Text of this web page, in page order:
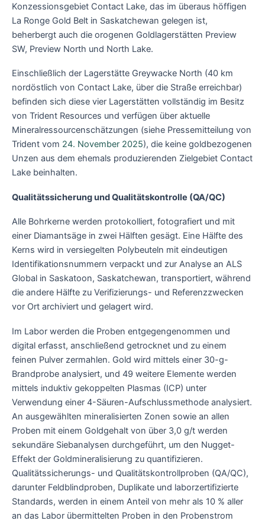
Konzessionsgebiet Contact Lake, das im überaus höffigen
La Ronge Gold Belt in Saskatchewan gelegen ist,
beherbergt auch die orogenen Goldlagerstätten Preview
SW, Preview North und North Lake.
Einschließlich der Lagerstätte Greywacke North (40 km
nordöstlich von Contact Lake, über die Straße erreichbar)
befinden sich diese vier Lagerstätten vollständig im Besitz
von Trident Resources und verfügen über aktuelle
Mineralressourcenschätzungen (siehe Pressemitteilung von
Trident vom 24. November 2025), die keine goldbezogenen
Unzen aus dem ehemals produzierenden Zielgebiet Contact
Lake beinhalten.
Qualitätssicherung und Qualitätskontrolle (QA/QC)
Alle Bohrkerne werden protokolliert, fotografiert und mit
einer Diamantsäge in zwei Hälften gesägt. Eine Hälfte des
Kerns wird in versiegelten Polybeuteln mit eindeutigen
Identifikationsnummern verpackt und zur Analyse an ALS
Global in Saskatoon, Saskatchewan, transportiert, während
die andere Hälfte zu Verifizierungs- und Referenzzwecken
vor Ort archiviert und gelagert wird.
Im Labor werden die Proben entgegengenommen und
digital erfasst, anschließend getrocknet und zu einem
feinen Pulver zermahlen. Gold wird mittels einer 30-g-
Brandprobe analysiert, und 49 weitere Elemente werden
mittels induktiv gekoppelten Plasmas (ICP) unter
Verwendung einer 4-Säuren-Aufschlussmethode analysiert.
An ausgewählten mineralisierten Zonen sowie an allen
Proben mit einem Goldgehalt von über 3,0 g/t werden
sekundäre Siebanalysen durchgeführt, um den Nugget-
Effekt der Goldmineralisierung zu quantifizieren.
Qualitätssicherungs- und Qualitätskontrollproben (QA/QC),
darunter Feldblindproben, Duplikate und laborzertifizierte
Standards, werden in einem Anteil von mehr als 10 % aller
an das Labor übermittelten Proben in den Probenstrom